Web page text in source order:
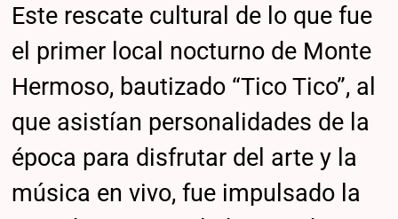
Este rescate cultural de lo que fue
el primer local nocturno de Monte
Hermoso, bautizado “Tico Tico”, al
que asistían personalidades de la
época para disfrutar del arte y la
música en vivo, fue impulsado la